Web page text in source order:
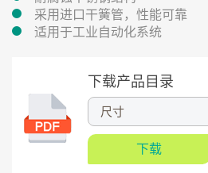
采用进口干簧管，性能可靠
适用于工业自动化系统
下载产品目录
下载